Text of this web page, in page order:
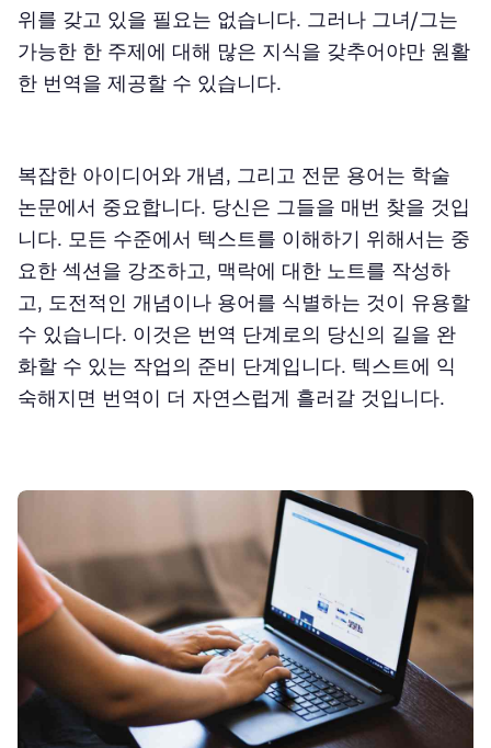
위를 갖고 있을 필요는 없습니다. 그러나 그녀/그는
가능한 한 주제에 대해 많은 지식을 갖추어야만 원활
한 번역을 제공할 수 있습니다.
복잡한 아이디어와 개념, 그리고 전문 용어는 학술
논문에서 중요합니다. 당신은 그들을 매번 찾을 것입
니다. 모든 수준에서 텍스트를 이해하기 위해서는 중
요한 섹션을 강조하고, 맥락에 대한 노트를 작성하
고, 도전적인 개념이나 용어를 식별하는 것이 유용할
수 있습니다. 이것은 번역 단계로의 당신의 길을 완
화할 수 있는 작업의 준비 단계입니다. 텍스트에 익
숙해지면 번역이 더 자연스럽게 흘러갈 것입니다.